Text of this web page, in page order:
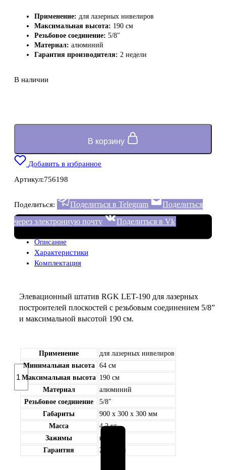
Применение: для лазерных нивелиров
Максимальная высота: 190 см
Резьбовое соединение: 5/8″
Материал: алюминий
Гарантия производителя: 2 недели
В наличии
Количество
товара
Элевационный
штатив
RGK
LET-
190
В корзину
Добавить в избранное
Артикул:756198
Поделиться: Поделиться в Telegram
Поделиться
через электронную почту
Поделиться в Vk
Описание
Характеристики
Комплектация
Элевационный штатив RGK LET-190 для лазерных
построителей плоскостей с резьбовым соединением 5/8”
и максимальной высотой 190 см.
Применение
для лазерных нивелиров
Минимальная высота
64 см
Максимальная высота 190 см
Материал
алюминий
Резьбовое соединение
5/8″
Габариты
900 х 300 х 300 мм
Масса
4,2 кг
Зажимы
винты
Гарантия
2 недели